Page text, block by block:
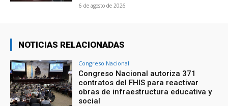
6 de agosto de 2026
NOTICIAS RELACIONADAS
Congreso Nacional
Congreso Nacional autoriza 371
contratos del FHIS para reactivar
obras de infraestructura educativa y
social